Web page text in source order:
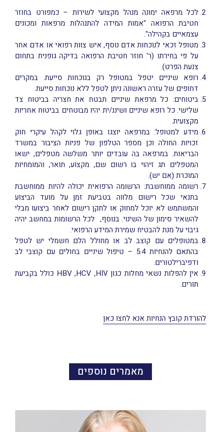
לכל מרפאה ימונה מנהל מקצועי לשירות – כמפורט בחוזר
חטיבת הרפואה "אמות המידה להתנהלות מרפאות ומכונים
עצמאיים בקהילה".
מטופל זכאי לנוכחות אדם נוסף, איש צוות רפואי או אדם אחר
על פי בחירתו (ר' חוזר חטיבת הרפואה בדיקה גופנית בתחום
צנעת הפרט).
רופא שיניים יטפל במטופל רק בנוכחות סייעת. במקרים
דחופים של עזרה ראשונה ניתן לטפל ללא נוכחות סייעת.
ביטוחים: כל מרפאת שיניים תבטח את חצריה בביטוח צד
שלישי. כל רופא שיניים ושיננ/ית יהיו מבוטחים בביטוח אחריות
מקצועית.
מידע למטופל: במרפאה יוצגו באופן גלוי לקהל עיקרי חוק
זכויות החולה וכן מספר הטלפון של פניות הציבור במשרד
הבריאות. במרפאה בה עובדים יותר משלשה מטפלים, ישאו
המטפלים תג זיהוי בו רשום שם, מקצוע, תואר, והמומחיות
המוכרת (אם יש).
רשומה ממוחשבת: הרשומה הרפואית יכולה להיות ממוחשבת
בתנאי שכל רישום מלווה בטביעת זמן על מועד הביצוע
והמשתמש לא יוכל למחוק או לתקן רישום לאחר ביצועו מבלי
להשאיר סימון של השינוי. בנוסף, לכל הרשומות במחשב יהיה
גיבוי על מנת להבטיח שמירת המידע הרפואי.
במטופלים עם קוצב לב או מחולל הלם חשמלי יש לטפל
בהתאם להנחיות 5.4 – טיפול שיניים בחולים עם קוצבי לב
ודפיברילטורים.
אין להפלות נשאי מחלות כגון HBV ,HCV ,HIV כולל בקביעת
תורים.
להורדת קובץ הנחיות אנא לחצו כאן
מאמרים נוספים